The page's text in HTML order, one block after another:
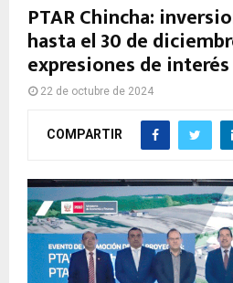
PTAR Chincha:
hasta el 30 de
expresiones de interés
22 de octubre de 2024
COMPARTIR